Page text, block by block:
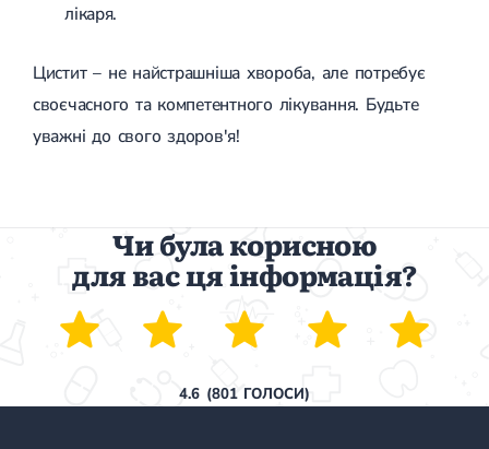
лікаря.
Цистит – не найстрашніша хвороба, але потребує
своєчасного та компетентного лікування. Будьте
уважні до свого здоров'я!
Чи була корисною
для вас ця інформація?
4.6(801ГОЛОСИ)